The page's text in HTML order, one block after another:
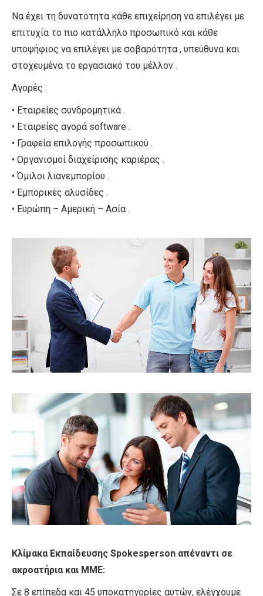
Να έχει τη δυνατότητα κάθε επιχείρηση να επιλέγει με
επιτυχία το πιο κατάλληλο προσωπικό και κάθε
υποψήφιος να επιλέγει με σοβαρότητα , υπεύθυνα και
στοχευμένα το εργασιακό του μέλλον .
Αγορές :
• Εταιρείες συνδρομητικά .
• Εταιρείες αγορά software .
• Γραφεία επιλογής προσωπικού .
• Οργανισμοί διαχείρισης καριέρας .
• Όμιλοι λιανεμπορίου .
• Εμπορικές αλυσίδες .
• Ευρώπη – Αμερική – Ασία .
Κλίμακα Εκπαίδευσης Spokesperson απέναντι σε
ακροατήρια και ΜΜΕ:
Σε 8 επίπεδα και 45 υποκατηγορίες αυτών, ελέγχουμε